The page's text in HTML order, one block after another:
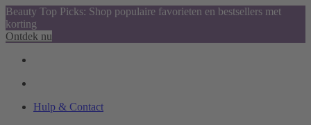
Beauty Top Picks: Shop populaire favorieten en bestsellers met
korting
Ontdek nu
Hulp & Contact